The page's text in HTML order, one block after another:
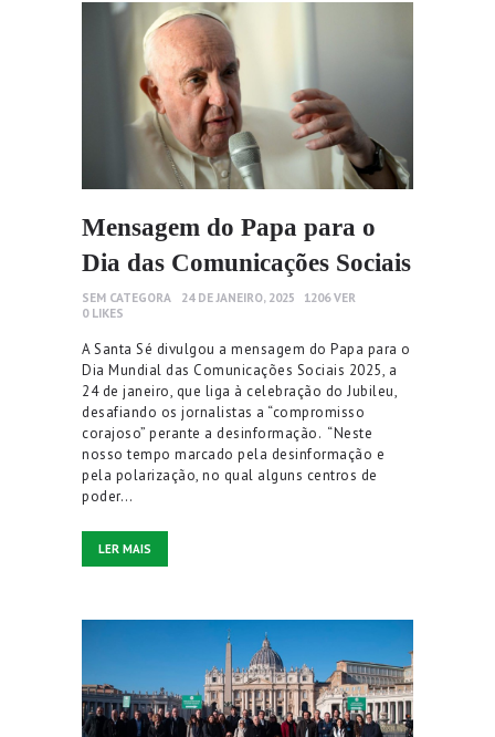
Mensagem do Papa para o
Dia das Comunicações Sociais
SEM CATEGORA 24 DE JANEIRO, 2025 1206VER
0 LIKES
A Santa Sé divulgou a mensagem do Papa para o
Dia Mundial das Comunicações Sociais 2025, a
24 de janeiro, que liga à celebração do Jubileu,
desafiando os jornalistas a “compromisso
corajoso” perante a desinformação. “Neste
nosso tempo marcado pela desinformação e
pela polarização, no qual alguns centros de
poder…
LER MAIS